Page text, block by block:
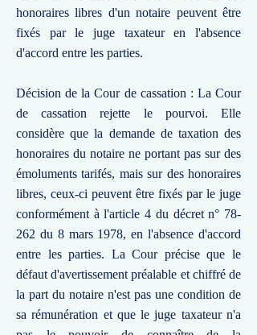
honoraires libres d'un notaire peuvent être
fixés par le juge taxateur en l'absence
d'accord entre les parties.
Décision de la Cour de cassation : La Cour
de cassation rejette le pourvoi. Elle
considère que la demande de taxation des
honoraires du notaire ne portant pas sur des
émoluments tarifés, mais sur des honoraires
libres, ceux-ci peuvent être fixés par le juge
conformément à l'article 4 du décret n° 78-
262 du 8 mars 1978, en l'absence d'accord
entre les parties. La Cour précise que le
défaut d'avertissement préalable et chiffré de
la part du notaire n'est pas une condition de
sa rémunération et que le juge taxateur n'a